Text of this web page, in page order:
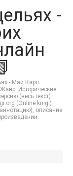
-
- Май Карл
Исторические
(весь текст)
(Online knigi)
описание